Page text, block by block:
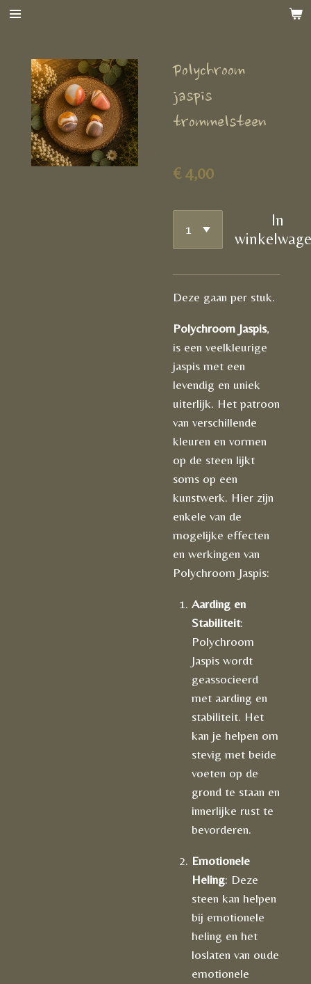
Ga
hoofdinhoud
Polychroom
jaspis
trommelsteen
€ 4,00
In
Deze gaan per stuk.
Polychroom Jaspis,
is een veelkleurige
jaspis met een
levendig en uniek
uiterlijk. Het patroon
van verschillende
kleuren en vormen
op de steen lijkt
soms op een
kunstwerk. Hier zijn
enkele van de
mogelijke effecten
en werkingen van
Polychroom Jaspis:
Aarding en
Stabiliteit:
Polychroom
Jaspis wordt
geassocieerd
met aarding en
stabiliteit. Het
kan je helpen om
stevig met beide
voeten op de
grond te staan en
innerlijke rust te
bevorderen.
Emotionele
Heling: Deze
steen kan helpen
bij emotionele
heling en het
loslaten van oude
emotionele